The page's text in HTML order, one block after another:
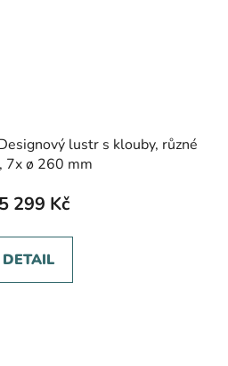
lustr s klouby, různé
7x ø 260 mm
299 Kč
DETAIL